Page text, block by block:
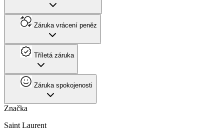
Záruka vrácení peněz
Tříletá záruka
Záruka spokojenosti
Značka
Saint Laurent